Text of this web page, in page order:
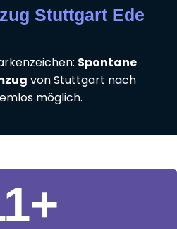
Stuttgart Ede
Spontane
von Stuttgart nach
möglich.
+